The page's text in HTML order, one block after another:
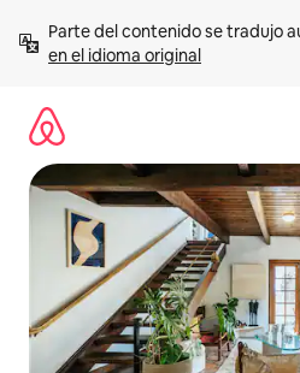
contenido
Parte del contenido se tradujo
en el idioma original